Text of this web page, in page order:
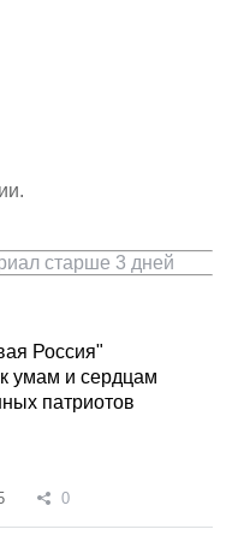
старше 3 дней
Россия"
умам и сердцам
патриотов
0